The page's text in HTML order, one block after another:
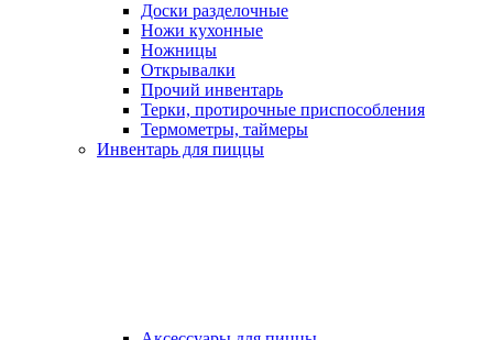
Доски разделочные
Ножи кухонные
Ножницы
Открывалки
Прочий инвентарь
Терки, протирочные приспособления
Термометры, таймеры
Инвентарь для пиццы